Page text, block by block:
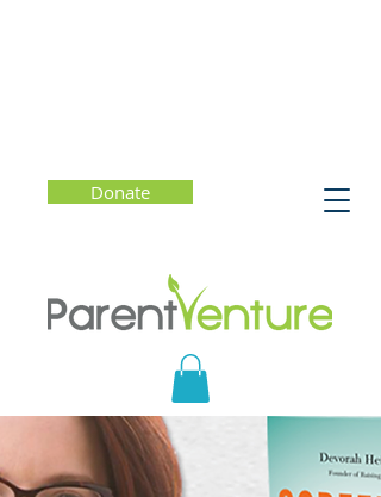
Donate